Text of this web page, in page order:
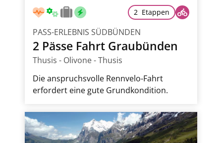
2 Etappen
PASS-ERLEBNIS SÜDBÜNDEN
2 Pässe Fahrt Graubünden
Thusis - Olivone - Thusis
Die anspruchsvolle Rennvelo-Fahrt
erfordert eine gute Grundkondition.